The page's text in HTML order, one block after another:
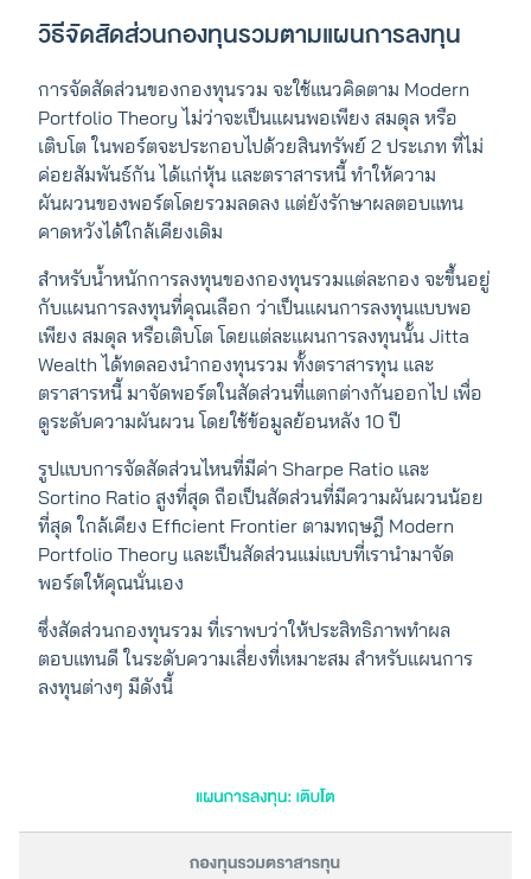
วิธีจัดสัดส่วนกองทุนรวมตามแผนการลงทุน
การจัดสัดส่วนของกองทุนรวม จะใช้แนวคิดตาม Modern
Portfolio Theory ไม่ว่าจะเป็นแผนพอเพียง สมดุล หรือ
เติบโต ในพอร์ตจะประกอบไปด้วยสินทรัพย์ 2 ประเภท ที่ไม่
ค่อยสัมพันธ์กัน ได้แก่หุ้น และตราสารหนี้ ทำให้ความ
ผันผวนของพอร์ตโดยรวมลดลง แต่ยังรักษาผลตอบแทน
คาดหวังได้ใกล้เคียงเดิม
สำหรับน้ำหนักการลงทุนของกองทุนรวมแต่ละกอง จะขึ้นอยู่
กับแผนการลงทุนที่คุณเลือก ว่าเป็นแผนการลงทุนแบบพอ
เพียง สมดุล หรือเติบโต โดยแต่ละแผนการลงทุนนั้น Jitta
Wealth ได้ทดลองนำกองทุนรวม ทั้งตราสารทุน และ
ตราสารหนี้ มาจัดพอร์ตในสัดส่วนที่แตกต่างกันออกไป เพื่อ
ดูระดับความผันผวน โดยใช้ข้อมูลย้อนหลัง 10 ปี
รูปแบบการจัดสัดส่วนไหนที่มีค่า Sharpe Ratio และ
Sortino Ratio สูงที่สุด ถือเป็นสัดส่วนที่มีความผันผวนน้อย
ที่สุด ใกล้เคียง Efficient Frontier ตามทฤษฎี Modern
Portfolio Theory และเป็นสัดส่วนแม่แบบที่เรานำมาจัด
พอร์ตให้คุณนั่นเอง
ซึ่งสัดส่วนกองทุนรวม ที่เราพบว่าให้ประสิทธิภาพทำผล
ตอบแทนดี ในระดับความเสี่ยงที่เหมาะสม สำหรับแผนการ
ลงทุนต่างๆ มีดังนี้